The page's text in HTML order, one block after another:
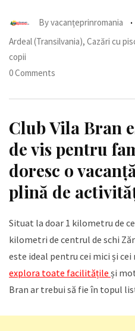
Byvacanțeprinromania
Ardeal (Transilvania), Cazări cu
copii
0 Comments
Club Vila Bran
de vis pentru
doresc o
plină de
Situat la doar 1 kilometru de
kilometri de centrul de schi
este ideal pentru cei mici și
explora toate facilitățile și
Bran ar trebui să fie în topul